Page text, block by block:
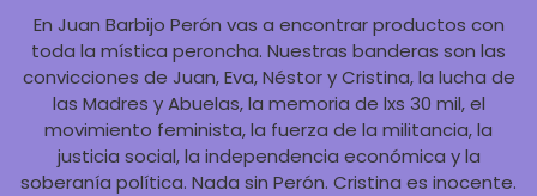
En Juan Barbijo Perón vas a encontrar productos con
toda la mística peroncha. Nuestras banderas son las
convicciones de Juan, Eva, Néstor y Cristina, la lucha de
las Madres y Abuelas, la memoria de lxs 30 mil, el
movimiento feminista, la fuerza de la militancia, la
justicia social, la independencia económica y la
soberanía política. Nada sin Perón. Cristina es inocente.